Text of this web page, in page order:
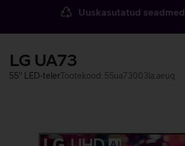
Uuskasutatud seadmed
LG UA73
55'' LED-telerTootekood: 55ua73003la.aeuq